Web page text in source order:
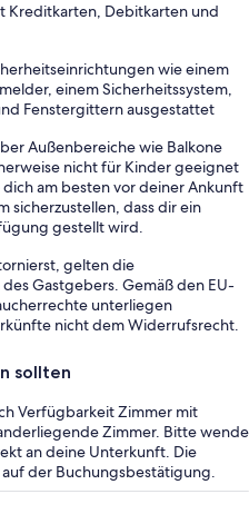
Kreditkarten, Debitkarten und
wie einem
einem Sicherheitssystem,
Fenstergittern ausgestattet
Außenbereiche wie Balkone
nicht für Kinder geeignet
am besten vor deiner Ankunft
sicherzustellen, dass dir ein
gestellt wird.
gelten die
Gastgebers. Gemäß den EU-
unterliegen
nicht dem Widerrufsrecht.
sollten
Verfügbarkeit Zimmer mit
Zimmer. Bitte wende
an deine Unterkunft. Die
der Buchungsbestätigung.